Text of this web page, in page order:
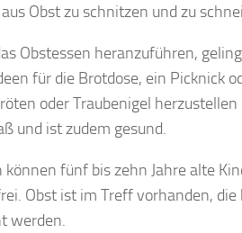
Obst zu schnitzen und zu
Obstessen heranzuführen,
für die Brotdose, ein Picknick
oder Traubenigel
und ist zudem gesund.
fünf bis zehn Jahre alte
Obst ist im Treff vorhanden,
werden.